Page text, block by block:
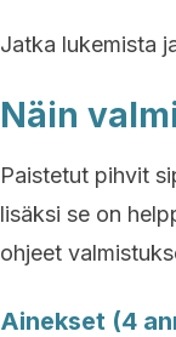
Jatka lukemista
Näin
Paistetut pihvit
lisäksi se on
ohjeet
Ainekset (4